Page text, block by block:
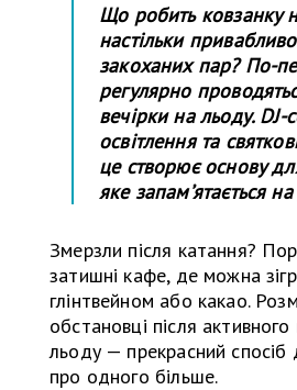
Що робить ковзанку
настільки
закоханих пар? По-
регулярно
вечірки на льоду. DJ-
освітлення та
це створює основу
яке запам’ятається
Змерзли після катання?
затишні кафе, де можна
глінтвейном або какао.
обстановці після
льоду — прекрасний спосіб
про одного більше.